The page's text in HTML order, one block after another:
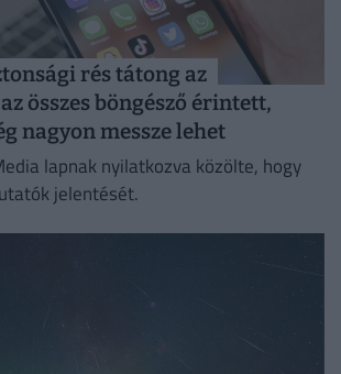
rés tátong az
összes böngésző érintett,
nagyon messze lehet
lapnak nyilatkozva közölte, hogy
jelentését.